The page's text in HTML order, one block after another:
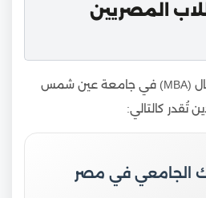
المصريين
تكلفة ماجستير إدارة الأعمال (MBA) في جامعة عين شمس
الجامعي في مصر